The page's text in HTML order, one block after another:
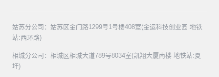
姑苏分公司：姑苏区金门路1299号1号楼408室(金运科技创业园 地铁
站:西环路)
相城分公司：相城区相城大道789号8034室(凯翔大厦南楼 地铁站:夏
圩)